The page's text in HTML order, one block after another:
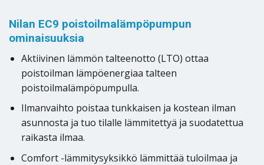
Nilan EC9 poistoilmalämpöpumpun
ominaisuuksia
Aktiivinen lämmön talteenotto (LTO) ottaa
poistoilman lämpöenergiaa talteen
poistoilmalämpöpumpulla.
Ilmanvaihto poistaa tunkkaisen ja kostean ilman
asunnosta ja tuo tilalle lämmitettyä ja suodatettua
raikasta ilmaa.
Comfort -lämmitysyksikkö lämmittää tuloilmaa ja